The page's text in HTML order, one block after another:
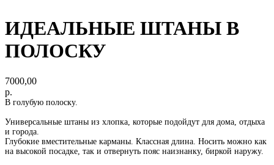
ИДЕАЛЬНЫЕ ШТАНЫ В
ПОЛОСКУ
7000,00
р.
В голубую полоску.
Универсальные штаны из хлопка, которые подойдут для дома, отдыха
и города.
Глубокие вместительные карманы. Классная длина. Носить можно как
на высокой посадке, так и отвернуть пояс наизнанку, биркой наружу.